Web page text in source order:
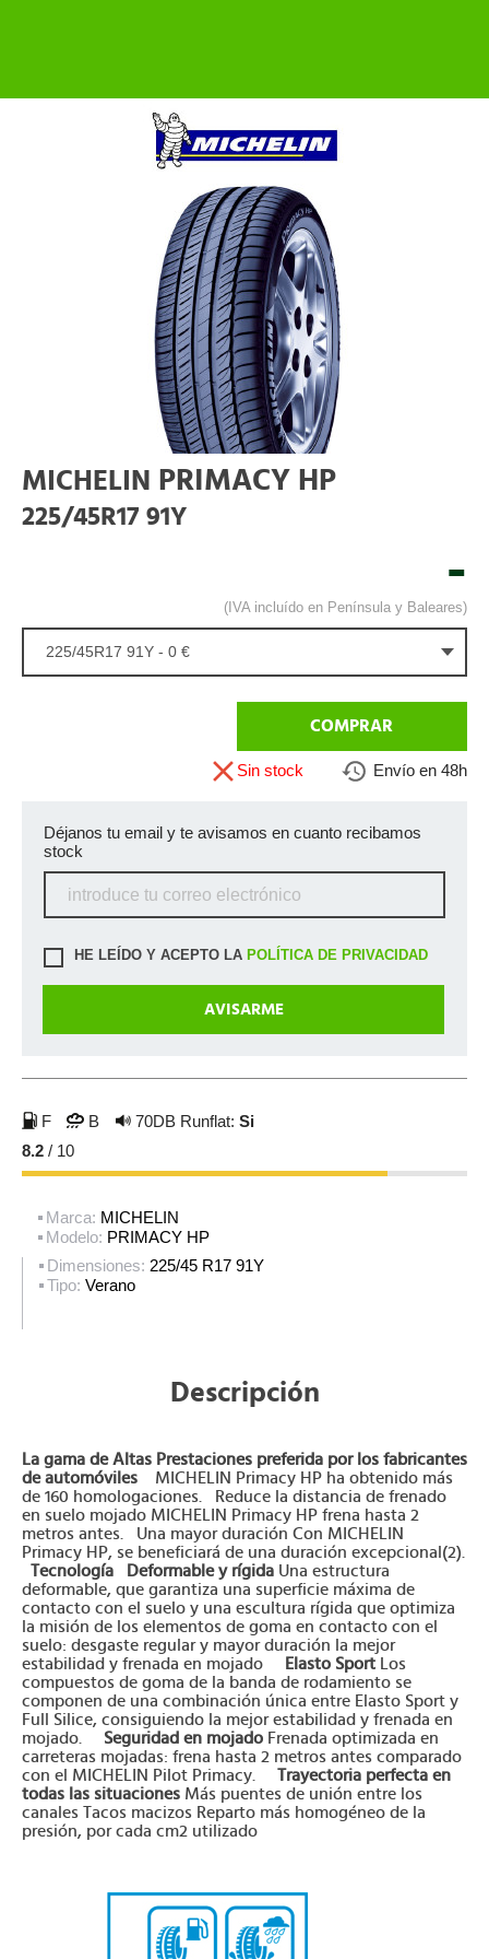
MICHELIN PRIMACY HP
225/45R17 91Y
-
(IVA incluído en Península y Baleares)
225/45R17 91Y - 0 €
COMPRAR
Sin stock Envío en 48h
Déjanos tu email y te avisamos en cuanto recibamos
stock
HE LEÍDO Y ACEPTO LA POLÍTICA DE PRIVACIDAD
F B 70DB Runflat: Si
8.2 / 10
Marca: MICHELIN
Modelo: PRIMACY HP
Dimensiones: 225/45 R17 91Y
Tipo: Verano
Descripción
La gama de Altas Prestaciones preferida por los fabricantes
de automóviles
MICHELIN Primacy HP ha obtenido más
de 160 homologaciones. Reduce la distancia de frenado
en suelo mojado MICHELIN Primacy HP frena hasta 2
metros antes. Una mayor duración Con MICHELIN
Primacy HP, se beneficiará de una duración excepcional(2).
Tecnología
Deformable y rígida Una estructura
deformable, que garantiza una superficie máxima de
contacto con el suelo y una escultura rígida que optimiza
la misión de los elementos de goma en contacto con el
suelo: desgaste regular y mayor duración la mejor
estabilidad y frenada en mojado
Elasto Sport Los
compuestos de goma de la banda de rodamiento se
componen de una combinación única entre Elasto Sport y
Full Silice, consiguiendo la mejor estabilidad y frenada en
mojado. Seguridad en mojado Frenada optimizada en
carreteras mojadas: frena hasta 2 metros antes comparado
con el MICHELIN Pilot Primacy. Trayectoria perfecta en
todas las situaciones Más puentes de unión entre los
canales Tacos macizos Reparto más homogéneo de la
presión, por cada cm2 utilizado